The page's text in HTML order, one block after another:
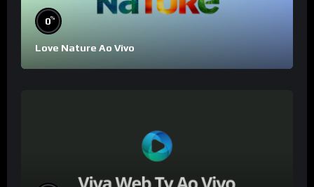
0%
Love Nature Ao Vivo